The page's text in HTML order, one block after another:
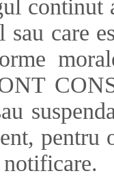
sau care